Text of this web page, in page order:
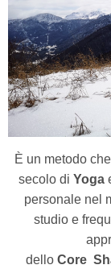
È un metodo
secolo di Yoga
personale nel
studio e
dello Core